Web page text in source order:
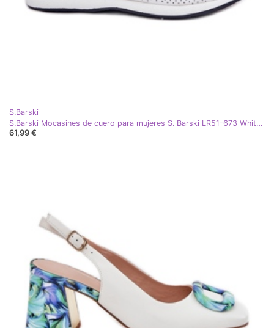
S.Barski
S.Barski Mocasines de cuero para mujeres S. Barski LR51-673 White blanco
61,99 €